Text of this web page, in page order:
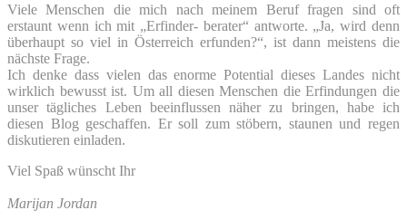
Viele Menschen die mich nach meinem Beruf fragen sind oft
erstaunt wenn ich mit „Erfinder- berater“ antworte. „Ja, wird denn
überhaupt so viel in Österreich erfunden?“, ist dann meistens die
nächste Frage.
Ich denke dass vielen das enorme Potential dieses Landes nicht
wirklich bewusst ist. Um all diesen Menschen die Erfindungen die
unser tägliches Leben beeinflussen näher zu bringen, habe ich
diesen Blog geschaffen. Er soll zum stöbern, staunen und regen
diskutieren einladen.
Viel Spaß wünscht Ihr
Marijan Jordan